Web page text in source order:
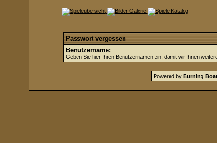
Passwort vergessen
Benutzername:
Geben Sie hier Ihren Benutzernamen ein, damit wir Ihnen
Powered by Burning